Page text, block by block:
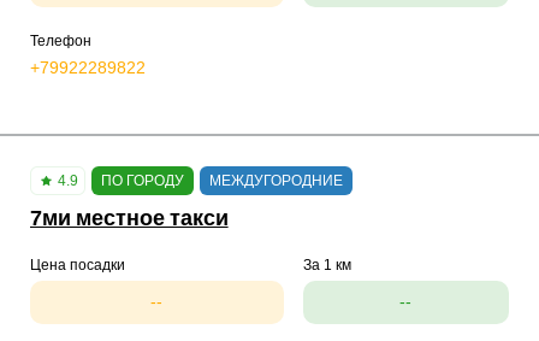
Телефон
+79922289822
4.9 ПО ГОРОДУ МЕЖДУГОРОДНИЕ
7ми местное такси
Цена посадки
--
За 1 км
--